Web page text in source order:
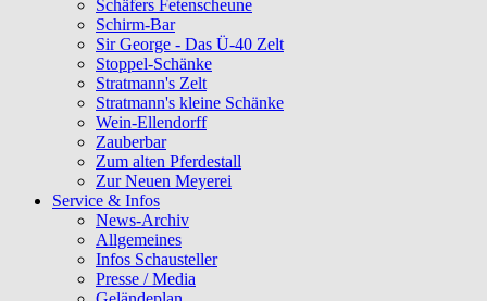
Schäfers Fetenscheune
Schirm-Bar
Sir George - Das Ü-40 Zelt
Stoppel-Schänke
Stratmann's Zelt
Stratmann's kleine Schänke
Wein-Ellendorff
Zauberbar
Zum alten Pferdestall
Zur Neuen Meyerei
Service & Infos
News-Archiv
Allgemeines
Infos Schausteller
Presse / Media